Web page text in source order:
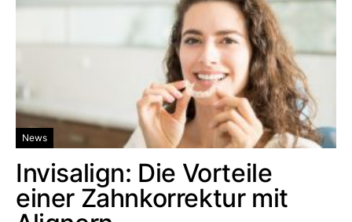
News
Invisalign: Die Vorteile
einer Zahnkorrektur mit